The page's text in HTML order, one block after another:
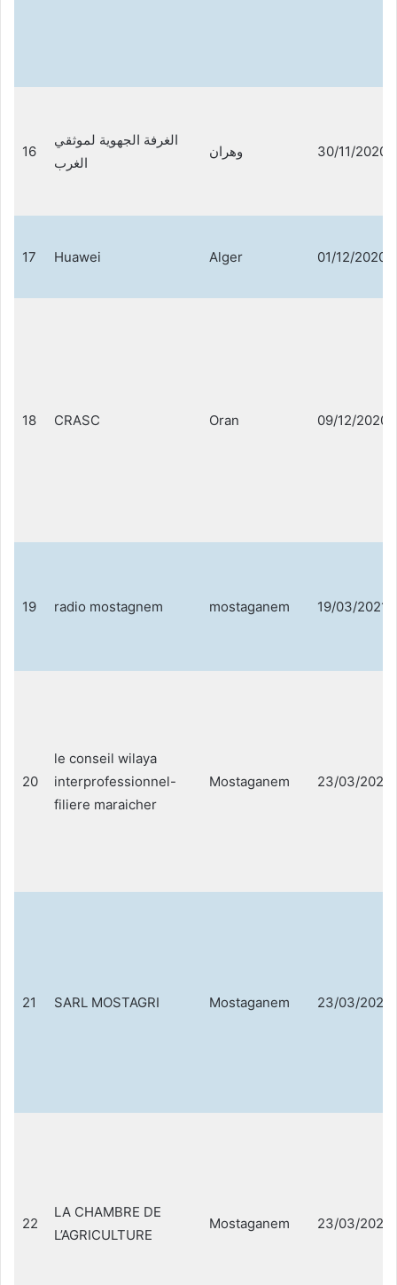
16
الغرفة الجهوية لموثقي
الغرب
وهران 30/11/2020
17 Huawei Alger 01/12/2020
18 CRASC Oran 09/12/2020
19 radio mostagnem mostaganem 19/03/2021
20
le conseil wilaya
interprofessionnel-
filiere maraicher
Mostaganem 23/03/2021
21 SARL MOSTAGRI Mostaganem 23/03/2021
22
LA CHAMBRE DE
L’AGRICULTURE
Mostaganem 23/03/2021